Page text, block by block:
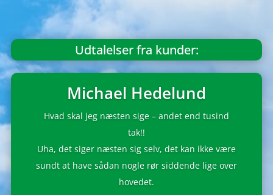
Udtalelser fra kunder:
Michael Hedelund
Hvad skal jeg næsten sige – andet end tusind
tak!!
Uha, det siger næsten sig selv, det kan ikke være
sundt at have sådan nogle rør siddende lige over
hovedet.